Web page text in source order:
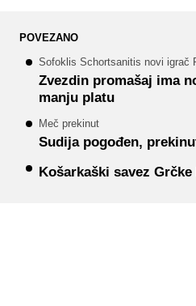
POVEZANO
Sofoklis Schortsanitis novi igrač
Zvezdin promašaj ima
manju platu
Meč prekinut
Sudija pogođen,
Košarkaški savez